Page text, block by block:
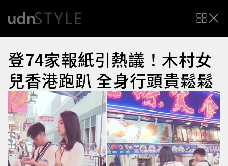
登74家報紙引熱議！木村女
兒香港跑趴 全身行頭貴鬆鬆